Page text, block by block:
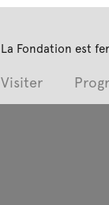
La Fondation est
Visiter